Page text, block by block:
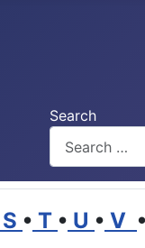
Search
S • T • U • V •